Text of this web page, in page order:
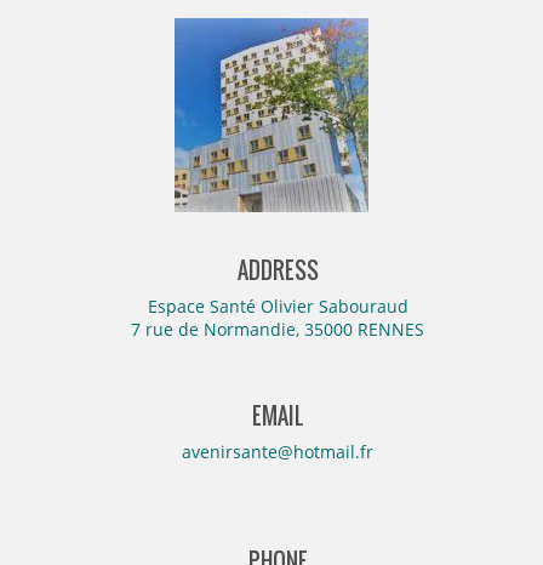
ADDRESS
Espace Santé Olivier Sabouraud
7 rue de Normandie, 35000 RENNES
EMAIL
avenirsante@hotmail.fr